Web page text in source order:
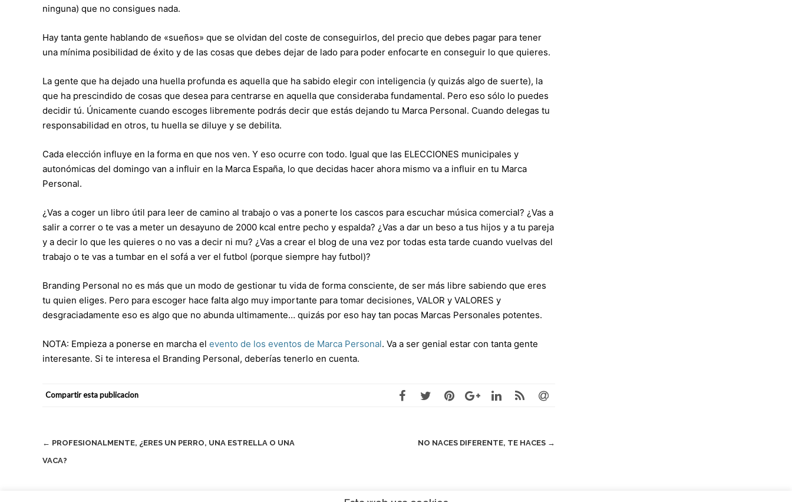
ninguna) que no consigues nada.
Hay tanta gente hablando de «sueños» que se olvidan del coste de conseguirlos, del precio que debes pagar para tener
una mínima posibilidad de éxito y de las cosas que debes dejar de lado para poder enfocarte en conseguir lo que quieres.
La gente que ha dejado una huella profunda es aquella que ha sabido elegir con inteligencia (y quizás algo de suerte), la
que ha prescindido de cosas que desea para centrarse en aquella que consideraba fundamental. Pero eso sólo lo puedes
decidir tú. Únicamente cuando escoges libremente podrás decir que estás dejando tu Marca Personal. Cuando delegas tu
responsabilidad en otros, tu huella se diluye y se debilita.
Cada elección influye en la forma en que nos ven. Y eso ocurre con todo. Igual que las ELECCIONES municipales y
autonómicas del domingo van a influir en la Marca España, lo que decidas hacer ahora mismo va a influir en tu Marca
Personal.
¿Vas a coger un libro útil para leer de camino al trabajo o vas a ponerte los cascos para escuchar música comercial? ¿Vas a
salir a correr o te vas a meter un desayuno de 2000 kcal entre pecho y espalda? ¿Vas a dar un beso a tus hijos y a tu pareja
y a decir lo que les quieres o no vas a decir ni mu? ¿Vas a crear el blog de una vez por todas esta tarde cuando vuelvas del
trabajo o te vas a tumbar en el sofá a ver el futbol (porque siempre hay futbol)?
Branding Personal no es más que un modo de gestionar tu vida de forma consciente, de ser más libre sabiendo que eres
tu quien eliges. Pero para escoger hace falta algo muy importante para tomar decisiones, VALOR y VALORES y
desgraciadamente eso es algo que no abunda ultimamente… quizás por eso hay tan pocas Marcas Personales potentes.
NOTA: Empieza a ponerse en marcha el evento de los eventos de Marca Personal. Va a ser genial estar con tanta gente
interesante. Si te interesa el Branding Personal, deberías tenerlo en cuenta.
Compartir esta publicacion
Navegación
de
← PROFESIONALMENTE, ¿ERES UN PERRO, UNA ESTRELLA O UNA
VACA?
NO NACES DIFERENTE, TE HACES →